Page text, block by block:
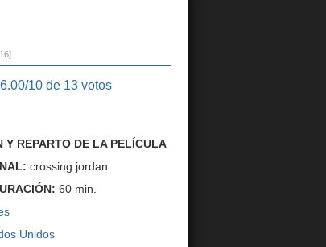
6.00/10 de 13 votos
Y REPARTO DE LA PELÍCULA
crossing jordan
60 min.
Unidos